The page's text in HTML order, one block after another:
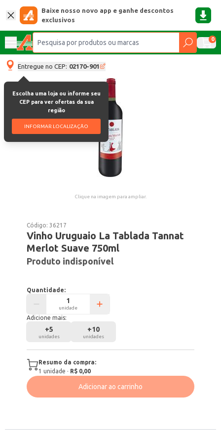
Baixe nosso novo app e ganhe descontos
exclusivos
0
Entregue no CEP: 02170-901
Escolha uma loja ou informe seu
CEP para ver ofertas da sua
região
INFORMAR LOCALIZAÇÃO
Clique na imagem para ampliar.
Código:36217
Vinho Uruguaio La Tablada Tannat
Merlot Suave 750ml
Produto indisponível
Quantidade:
unidade
Adicione mais:
+5
unidades
+10
unidades
Resumo da compra:
1 unidade · R$ 0,00
Adicionar ao carrinho